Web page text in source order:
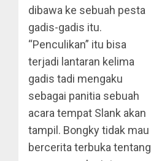
dibawa ke sebuah pesta
gadis-gadis itu.
“Penculikan” itu bisa
terjadi lantaran kelima
gadis tadi mengaku
sebagai panitia sebuah
acara tempat Slank akan
tampil. Bongky tidak mau
bercerita terbuka tentang